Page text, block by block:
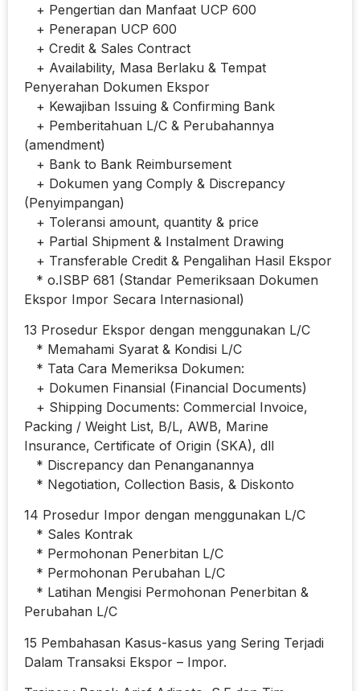
+ Pengertian dan Manfaat UCP 600
+ Penerapan UCP 600
+ Credit & Sales Contract
+ Availability, Masa Berlaku & Tempat
Penyerahan Dokumen Ekspor
+ Kewajiban Issuing & Confirming Bank
+ Pemberitahuan L/C & Perubahannya
(amendment)
+ Bank to Bank Reimbursement
+ Dokumen yang Comply & Discrepancy
(Penyimpangan)
+ Toleransi amount, quantity & price
+ Partial Shipment & Instalment Drawing
+ Transferable Credit & Pengalihan Hasil Ekspor
* o.ISBP 681 (Standar Pemeriksaan Dokumen
Ekspor Impor Secara Internasional)
13 Prosedur Ekspor dengan menggunakan L/C
* Memahami Syarat & Kondisi L/C
* Tata Cara Memeriksa Dokumen:
+ Dokumen Finansial (Financial Documents)
+ Shipping Documents: Commercial Invoice,
Packing / Weight List, B/L, AWB, Marine
Insurance, Certificate of Origin (SKA), dll
* Discrepancy dan Penanganannya
* Negotiation, Collection Basis, & Diskonto
14 Prosedur Impor dengan menggunakan L/C
* Sales Kontrak
* Permohonan Penerbitan L/C
* Permohonan Perubahan L/C
* Latihan Mengisi Permohonan Penerbitan &
Perubahan L/C
15 Pembahasan Kasus-kasus yang Sering Terjadi
Dalam Transaksi Ekspor – Impor.